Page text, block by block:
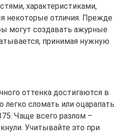
характеристиками,
некоторые отличия. Прежде
могут создавать ажурные
принимая нужную
оттенка достигаются в
сломать или оцарапать.
Чаще всего разлом –
Учитывайте это при